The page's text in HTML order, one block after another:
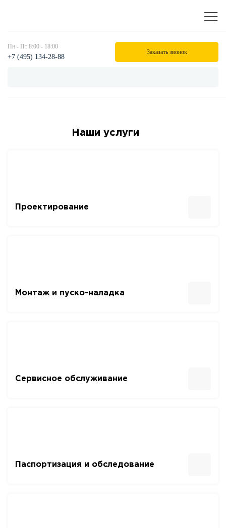
Пн - Пт 8:00 - 18:00
+7 (495) 134-28-88
Заказать звонок
Наши услуги
Проектирование
Монтаж и пуско-наладка
Сервисное обслуживание
Паспортизация и обследование